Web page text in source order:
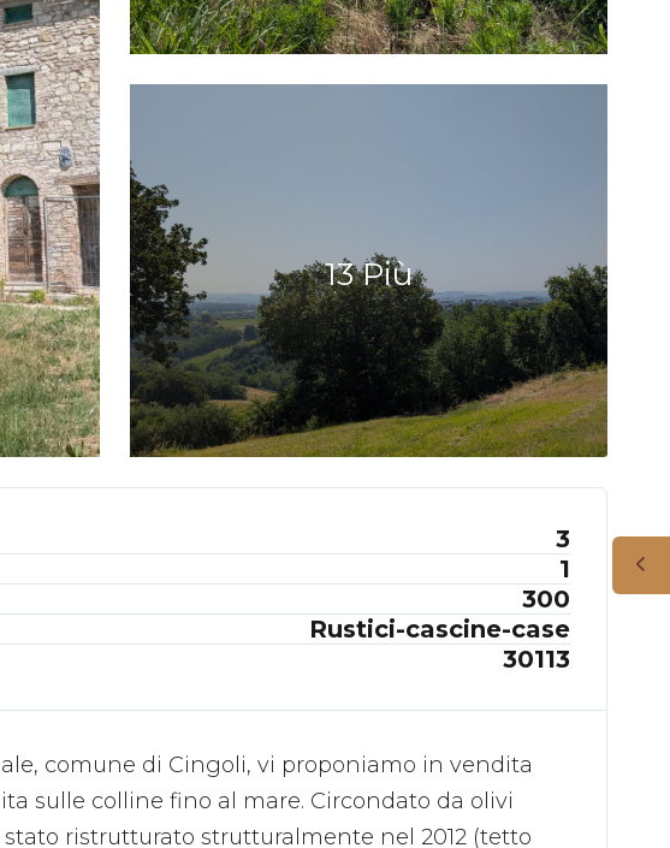
13 Più
3
1
300
Rustici-cascine-case
30113
comune di Cingoli, vi proponiamo in vendita
sulle colline fino al mare. Circondato da olivi
ristrutturato strutturalmente nel 2012 (tetto